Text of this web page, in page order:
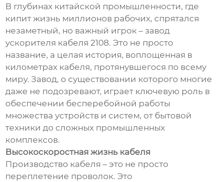
В глубинах китайской промышленности, где
кипит жизнь миллионов рабочих, спрятался
незаметный, но важный игрок – завод
ускорителя кабеля 2108. Это не просто
название, а целая история, воплощенная в
километрах кабеля, протянувшегося по всему
миру. Завод, о существовании которого многие
даже не подозревают, играет ключевую роль в
обеспечении бесперебойной работы
множества устройств и систем, от бытовой
техники до сложных промышленных
комплексов.
Высокоскоростная жизнь кабеля
Производство кабеля – это не просто
переплетение проволок. Это